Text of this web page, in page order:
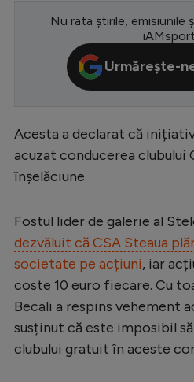
CM 2026
Premier League
LaLiga
Bundesliga
Ligue 1
Starurile
EURO 2024
Stranieri
Clasamente
Nu rata știrile, emisiunile
Urmărește-
Acesta a declarat că
acuzat conducerea clubului
înșelăciune.
Fostul lider de galerie al
dezvăluit că CSA Steaua
societate pe acțiuni, iar
coste 10 euro fiecare. Cu
Becali a respins vehement
susținut că este imposibil
clubului gratuit în aceste